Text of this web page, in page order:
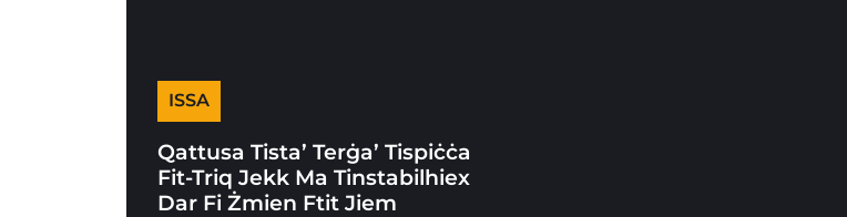
ISSA
Qattusa Tista’ Terġa’ Tispiċċa
Fit-Triq Jekk Ma Tinstabilhiex
Dar Fi Żmien Ftit Jiem